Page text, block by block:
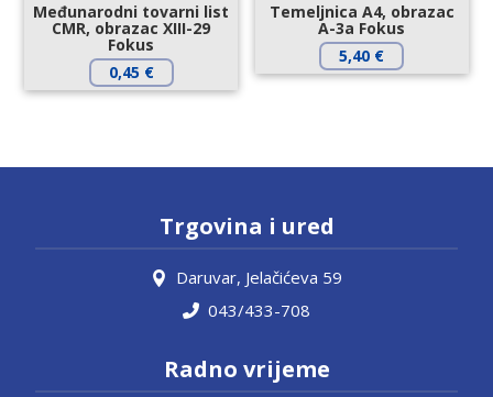
Međunarodni tovarni list
CMR, obrazac XIII-29
Fokus
0,45 €
Temeljnica A4, obrazac
A-3a Fokus
5,40 €
Trgovina i ured
Daruvar, Jelačićeva 59
043/433-708
Radno vrijeme